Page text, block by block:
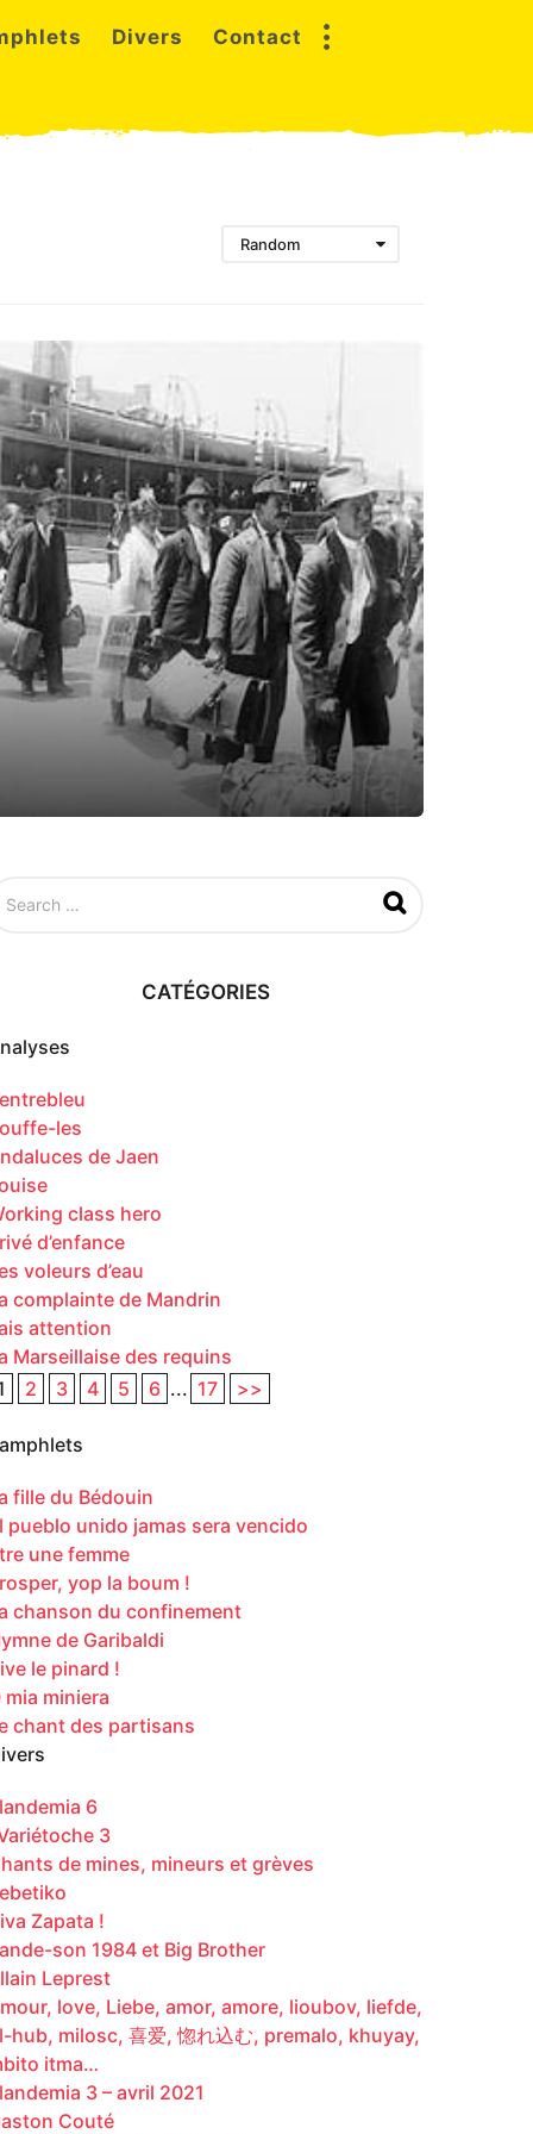
Divers Contact
Random
CATÉGORIES
les
de Jaen
class hero
d’enfance
voleurs d’eau
complainte de Mandrin
attention
Marseillaise des requins
2 3 4 5 6 ... 17 >>
fille du Bédouin
pueblo unido jamas sera vencido
une femme
yop la boum !
chanson du confinement
de Garibaldi
le pinard !
mia miniera
chant des partisans
6
3
de mines, mineurs et grèves
Zapata !
son 1984 et Big Brother
Leprest
love, Liebe, amor, amore, lioubov, liefde,
hub, milosc, 喜爱, 惚れ込む, premalo, khuyay,
itma…
3 – avril 2021
Couté